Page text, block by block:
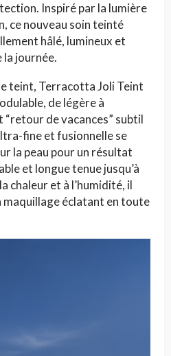
Inspiré par la lumière
ce nouveau soin teinté
hâlé, lumineux et
la journée.
teint, Terracotta Joli Teint
de légère à
de vacances” subtil
fine et fusionnelle se
la peau pour un résultat
et longue tenue jusqu’à
chaleur et à l’humidité, il
maquillage éclatant en toute